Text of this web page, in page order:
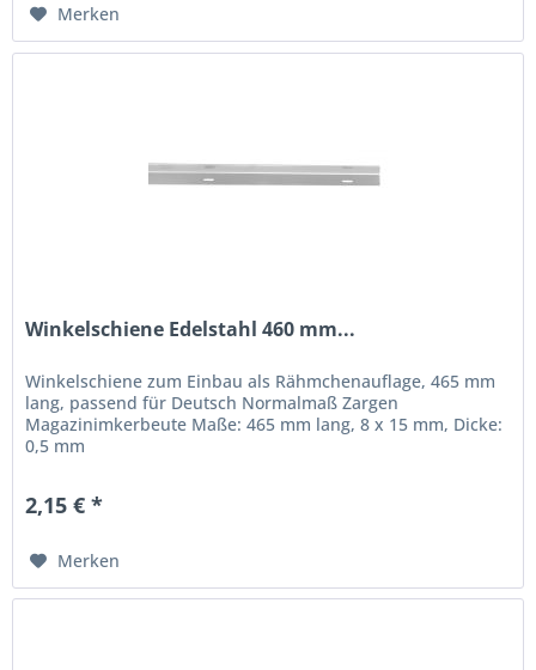
Merken
Winkelschiene Edelstahl 460 mm...
Winkelschiene zum Einbau als Rähmchenauflage, 465 mm
lang, passend für Deutsch Normalmaß Zargen
Magazinimkerbeute Maße: 465 mm lang, 8 x 15 mm, Dicke:
0,5 mm
2,15 € *
Merken